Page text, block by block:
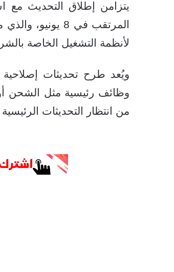
المرتقب في 8
لأنظمة التشغيل الخاصة
ويُعد طرح تحديثات
وظائف رئيسية مثل الشحن
من انتظار التحديثات الرئيسية